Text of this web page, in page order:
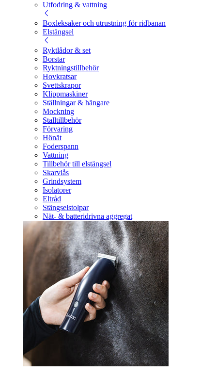
Utfodring & vattning
Boxleksaker och utrustning för ridbanan
Elstängsel
Ryktlådor & set
Borstar
Ryktningstillbehör
Hovkratsar
Svettskrapor
Klippmaskiner
Ställningar & hängare
Mockning
Stalltillbehör
Förvaring
Hönät
Foderspann
Vattning
Tillbehör till elstängsel
Skarvlås
Grindsystem
Isolatorer
Eltråd
Stängselstolpar
Nät- & batteridrivna aggregat